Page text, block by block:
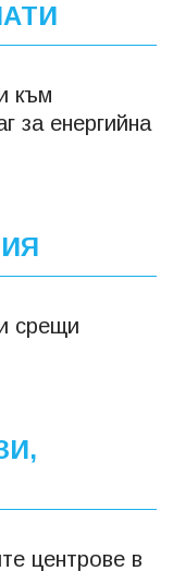
към
за енергийна
срещи
центрове в